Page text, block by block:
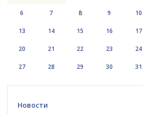
6 7 8 9 10
13 14 15 16 17
20 21 22 23 24
27 28 29 30 31
Новости